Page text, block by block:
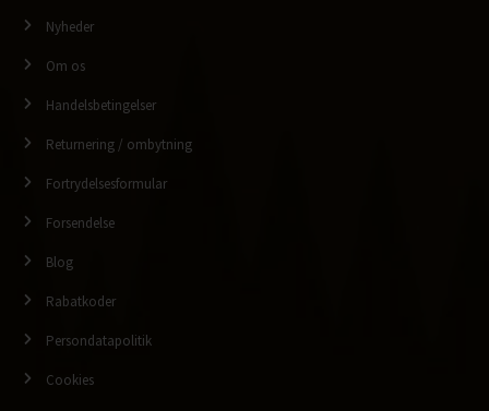
Nyheder
Om os
Handelsbetingelser
Returnering / ombytning
Fortrydelsesformular
Forsendelse
Blog
Rabatkoder
Persondatapolitik
Cookies